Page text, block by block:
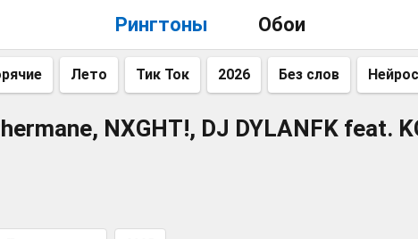
Рингтоны Обои
Лето Тик Ток 2026 Без слов
NXGHT!, DJ DYLANFK feat.